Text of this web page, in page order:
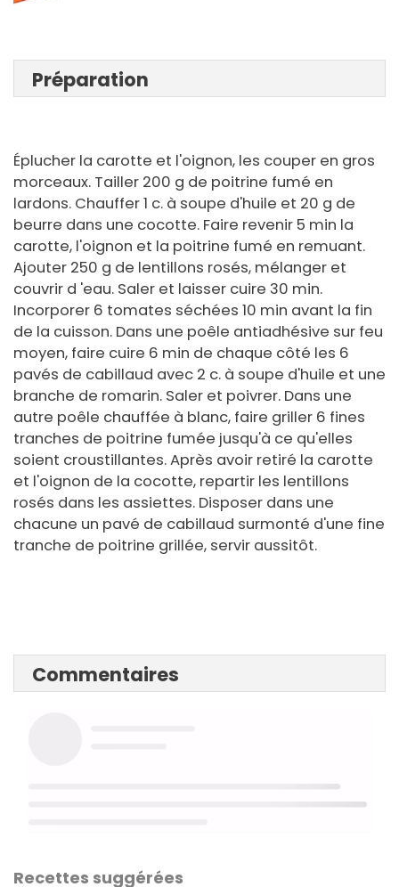
Préparation
Éplucher la carotte et l'oignon, les couper en gros
morceaux. Tailler 200 g de poitrine fumé en
lardons. Chauffer 1 c. à soupe d'huile et 20 g de
beurre dans une cocotte. Faire revenir 5 min la
carotte, l'oignon et la poitrine fumé en remuant.
Ajouter 250 g de lentillons rosés, mélanger et
couvrir d 'eau. Saler et laisser cuire 30 min.
Incorporer 6 tomates séchées 10 min avant la fin
de la cuisson. Dans une poêle antiadhésive sur feu
moyen, faire cuire 6 min de chaque côté les 6
pavés de cabillaud avec 2 c. à soupe d'huile et une
branche de romarin. Saler et poivrer. Dans une
autre poêle chauffée à blanc, faire griller 6 fines
tranches de poitrine fumée jusqu'à ce qu'elles
soient croustillantes. Après avoir retiré la carotte
et l'oignon de la cocotte, repartir les lentillons
rosés dans les assiettes. Disposer dans une
chacune un pavé de cabillaud surmonté d'une fine
tranche de poitrine grillée, servir aussitôt.
Commentaires
Recettes suggérées